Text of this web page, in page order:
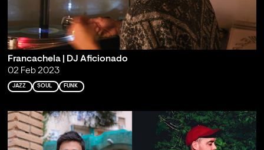
Francachela | DJ Aficionado
02 Feb 2023
JAZZ SOUL FUNK